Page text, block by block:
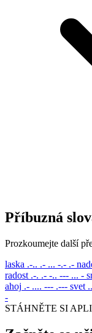
Příbuzná
Prozkoumejte další
laska .-.. .- ... -.- .-
radost .-. .- -.. --- ... -
ahoj .- .... --- .--- svet
-
STÁHNĚTE SI